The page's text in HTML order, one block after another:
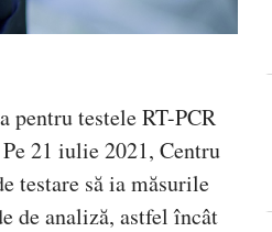
pentru testele RT-PCR
21 iulie 2021, Centru
testare să ia măsurile
de analiză, astfel încât